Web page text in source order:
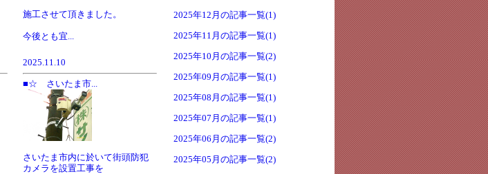
施工させて頂きました。
今後とも宜...
2025.11.10
■☆ さいたま市...
さいたま市内に於いて街頭防犯
カメラを設置工事を
2025年12月の記事一覧(1)
2025年11月の記事一覧(1)
2025年10月の記事一覧(2)
2025年09月の記事一覧(1)
2025年08月の記事一覧(1)
2025年07月の記事一覧(1)
2025年06月の記事一覧(2)
2025年05月の記事一覧(2)